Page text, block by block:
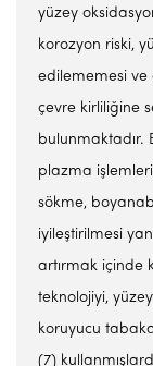
yüzey
korozyon riski,
edilememesi ve
çevre kirliliğine
bulunmaktadır.
plazma işlemleri
sökme,
iyileştirilmesi
artırmak içinde
teknolojiyi,
koruyucu
(7)